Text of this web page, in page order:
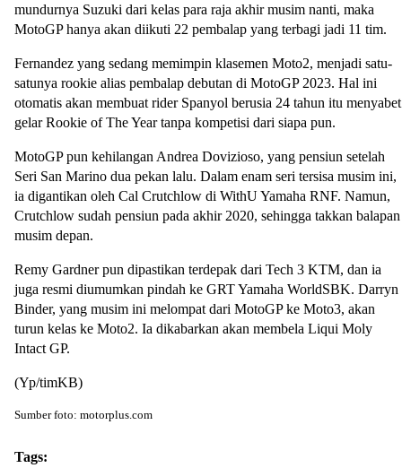
mundurnya Suzuki dari kelas para raja akhir musim nanti, maka
MotoGP hanya akan diikuti 22 pembalap yang terbagi jadi 11 tim.
Fernandez yang sedang memimpin klasemen Moto2, menjadi satu-
satunya rookie alias pembalap debutan di MotoGP 2023. Hal ini
otomatis akan membuat rider Spanyol berusia 24 tahun itu menyabet
gelar Rookie of The Year tanpa kompetisi dari siapa pun.
MotoGP pun kehilangan Andrea Dovizioso, yang pensiun setelah
Seri San Marino dua pekan lalu. Dalam enam seri tersisa musim ini,
ia digantikan oleh Cal Crutchlow di WithU Yamaha RNF. Namun,
Crutchlow sudah pensiun pada akhir 2020, sehingga takkan balapan
musim depan.
Remy Gardner pun dipastikan terdepak dari Tech 3 KTM, dan ia
juga resmi diumumkan pindah ke GRT Yamaha WorldSBK. Darryn
Binder, yang musim ini melompat dari MotoGP ke Moto3, akan
turun kelas ke Moto2. Ia dikabarkan akan membela Liqui Moly
Intact GP.
(Yp/timKB)
Sumber foto: motorplus.com
Tags: